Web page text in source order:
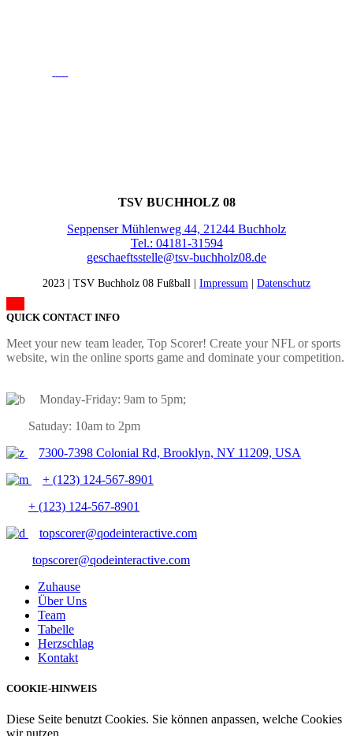
TSV BUCHHOLZ 08
Seppenser Mühlenweg 44, 21244 Buchholz
Tel.: 04181-31594
geschaeftsstelle@tsv-buchholz08.de
2023 | TSV Buchholz 08 Fußball | Impressum Datenschutz
QUICK CONTACT INFO
Meet your new team leader, Top Scorer! Create your NFL or sports
website, win the online sports game and dominate your competition.
Monday-Friday: 9am to 5pm;
Satuday: 10am to 2pm
7300-7398 Colonial Rd, Brooklyn, NY 11209, USA
+ (123) 124-567-8901
+ (123) 124-567-8901
topscorer@qodeinteractive.com
topscorer@qodeinteractive.com
Zuhause
Über Uns
Team
Tabelle
Herzschlag
Kontakt
COOKIE-HINWEIS
Diese Seite benutzt Cookies. Sie können anpassen, welche Cookies